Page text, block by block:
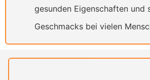
gesunden Eigenschaften und
Geschmacks bei vielen